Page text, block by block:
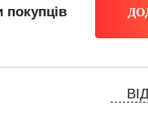
покупців